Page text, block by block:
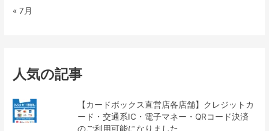
« 7月
人気の記事
【カードボックス直営店各店舗】クレジットカ
ード・交通系IC・電子マネー・QRコード決済
のご利用可能になりました